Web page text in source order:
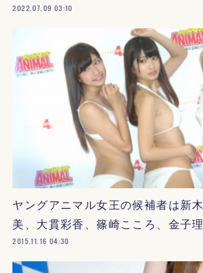
2022.07.09 03:10
ヤングアニマル女王の候補者は新
美、大貫彩香、篠崎こころ、金子
2015.11.16 04:30